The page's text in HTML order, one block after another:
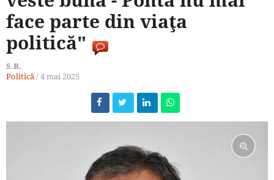
face parte din viaţa
politică"
S.B.
Politică/4 mai 2025